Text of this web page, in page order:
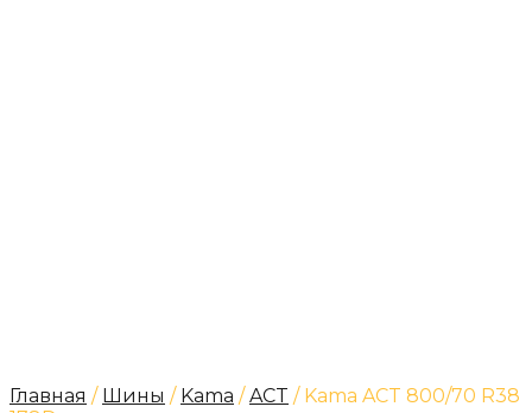
Главная / Шины / Kama /ACT / Kama ACT 800/70 R38